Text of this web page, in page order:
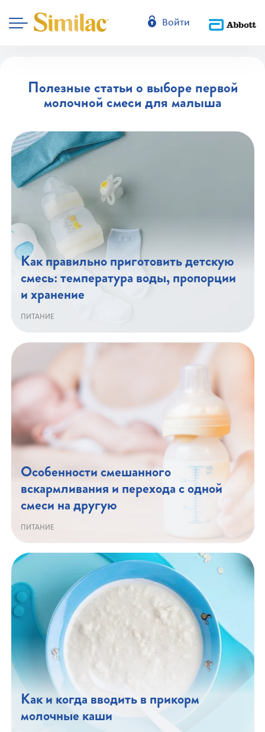
Войти
Полезные статьи о выборе первой
молочной смеси для малыша
Как правильно приготовить детскую
смесь: температура воды, пропорции
и хранение
ПИТАНИЕ
Особенности смешанного
вскармливания и перехода с одной
смеси на другую
ПИТАНИЕ
Как и когда вводить в прикорм
молочные каши